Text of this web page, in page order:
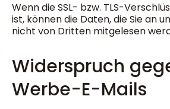
Wenn die SSL- bzw. TLS-
ist, können die Daten, die Sie an
nicht von Dritten mitgelesen
Widerspruch
Werbe-E-Mails